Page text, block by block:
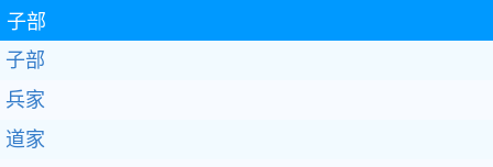
子部
子部
兵家
道家